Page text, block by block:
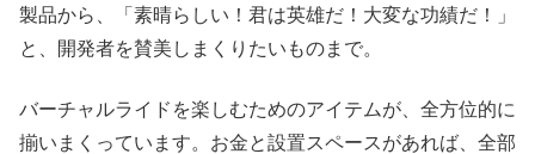
製品から、「素晴らしい！君は英雄だ！大変な功績だ！」
と、開発者を賛美しまくりたいものまで。
バーチャルライドを楽しむためのアイテムが、全方位的に
揃いまくっています。お金と設置スペースがあれば、全部